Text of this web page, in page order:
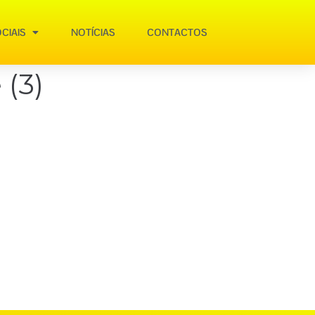
NOTÍCIAS CONTACTOS